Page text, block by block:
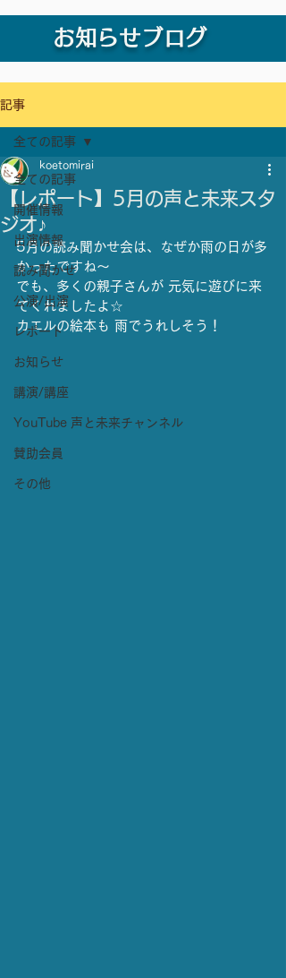
お知らせブログ
記事
全ての記事
開催情報
出演情報
読み聞かせ
公演/出演
レポート
お知らせ
講演/講座
YouTube 声と未来チャンネル
賛助会員
その他
全ての記事
【レポート】5月の声と未来スタ
ジオ♪
koetomirai
5月の読み聞かせ会は、なぜか雨の日が多
かったですね〜
でも、多くの親子さんが 元気に遊びに来
てくれましたよ☆
カエルの絵本も 雨でうれしそう！